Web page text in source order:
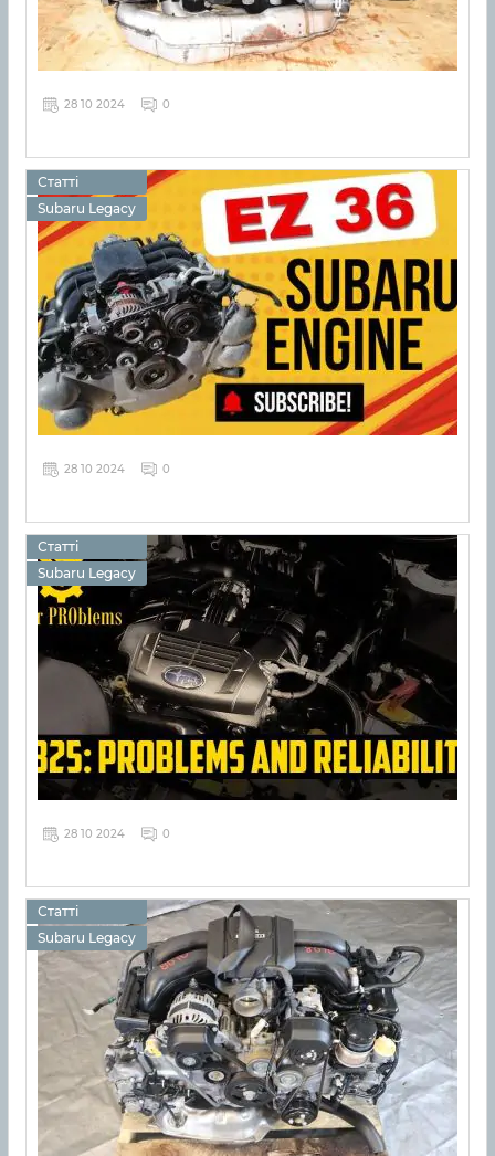
28 10 2024 0
Статті
Subaru Legacy
28 10 2024 0
Статті
Subaru Legacy
28 10 2024 0
Статті
Subaru Legacy